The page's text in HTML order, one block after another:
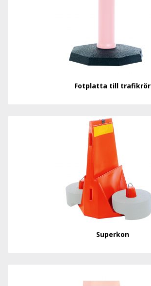
Fotplatta till trafikrör
Superkon